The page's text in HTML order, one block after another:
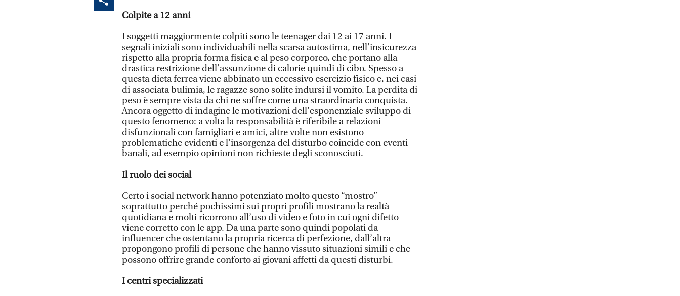
Colpite a 12 anni
I soggetti maggiormente colpiti sono le teenager dai 12 ai 17 anni. I
segnali iniziali sono individuabili nella scarsa autostima, nell’insicurezza
rispetto alla propria forma fisica e al peso corporeo, che portano alla
drastica restrizione dell’assunzione di calorie quindi di cibo. Spesso a
questa dieta ferrea viene abbinato un eccessivo esercizio fisico e, nei casi
di associata bulimia, le ragazze sono solite indursi il vomito. La perdita di
peso è sempre vista da chi ne soffre come una straordinaria conquista.
Ancora oggetto di indagine le motivazioni dell’esponenziale sviluppo di
questo fenomeno: a volta la responsabilità è riferibile a relazioni
disfunzionali con famigliari e amici, altre volte non esistono
problematiche evidenti e l’insorgenza del disturbo coincide con eventi
banali, ad esempio opinioni non richieste degli sconosciuti.
Il ruolo dei social
Certo i social network hanno potenziato molto questo “mostro”
soprattutto perché pochissimi sui propri profili mostrano la realtà
quotidiana e molti ricorrono all’uso di video e foto in cui ogni difetto
viene corretto con le app. Da una parte sono quindi popolati da
influencer che ostentano la propria ricerca di perfezione, dall’altra
propongono profili di persone che hanno vissuto situazioni simili e che
possono offrire grande conforto ai giovani affetti da questi disturbi.
I centri specializzati